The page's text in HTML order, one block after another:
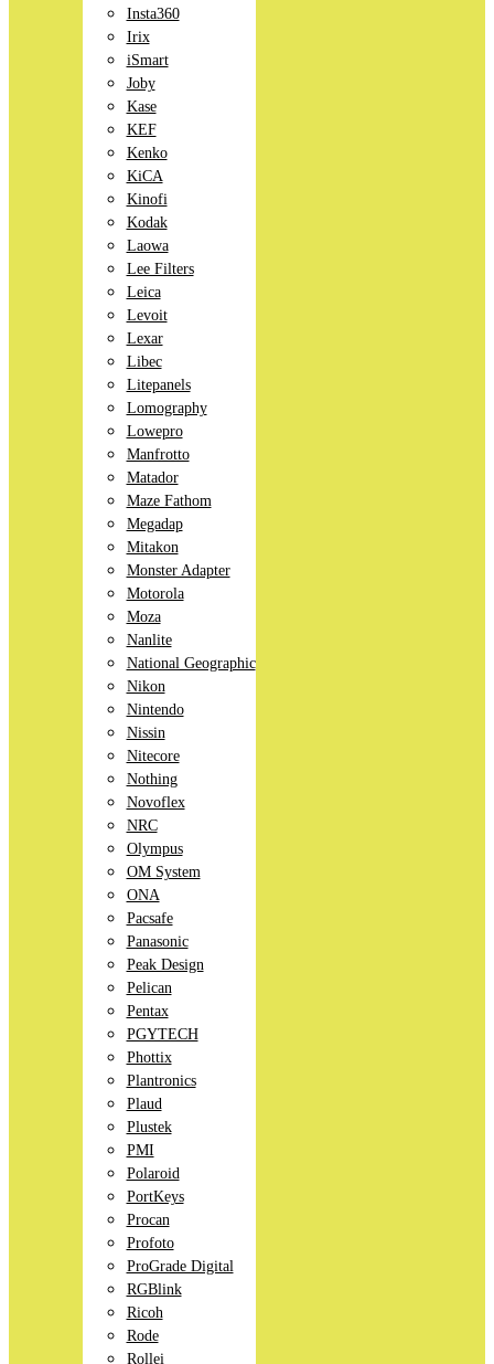
Insta360
Irix
iSmart
Joby
Kase
KEF
Kenko
KiCA
Kinofi
Kodak
Laowa
Lee Filters
Leica
Levoit
Lexar
Libec
Litepanels
Lomography
Lowepro
Manfrotto
Matador
Maze Fathom
Megadap
Mitakon
Monster Adapter
Motorola
Moza
Nanlite
National Geographic
Nikon
Nintendo
Nissin
Nitecore
Nothing
Novoflex
NRC
Olympus
OM System
ONA
Pacsafe
Panasonic
Peak Design
Pelican
Pentax
PGYTECH
Phottix
Plantronics
Plaud
Plustek
PMI
Polaroid
PortKeys
Procan
Profoto
ProGrade Digital
RGBlink
Ricoh
Rode
Rollei